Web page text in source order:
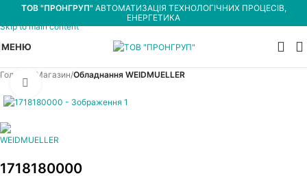
Skip to navigation
Skip to main content
ТОВ "ПРОНГРУП" АВТОМАТИЗАЦІЯ ТЕХНОЛОГІЧНИХ ПРОЦЕСІВ,
ЕНЕРГЕТИКА
МЕНЮ
Головна Магазин Обладнання WEIDMUELLER
1718180000